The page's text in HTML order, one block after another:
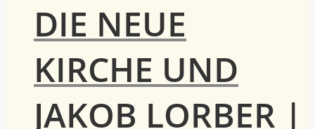
DIE NEUE
KIRCHE UND
JAKOB LORBER |